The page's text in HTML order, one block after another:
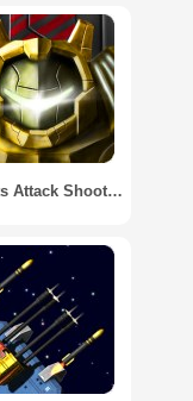
Robots Attack Shooter 3D / Атака Роботов 3D Шутер